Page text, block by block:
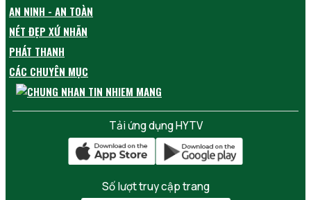
AN NINH - AN TOÀN
NÉT ĐẸP XỨ NHÃN
PHÁT THANH
CÁC CHUYÊN MỤC
Tải ứng dụng HYTV
Số lượt truy cập trang